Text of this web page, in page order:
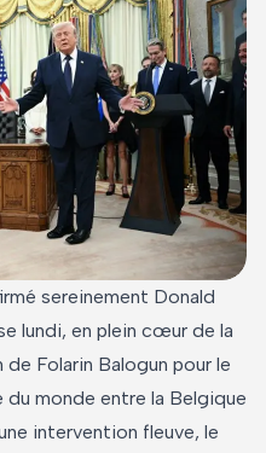
sereinement Donald
lundi, en plein cœur de la
Folarin Balogun pour le
du monde entre la Belgique
intervention fleuve, le